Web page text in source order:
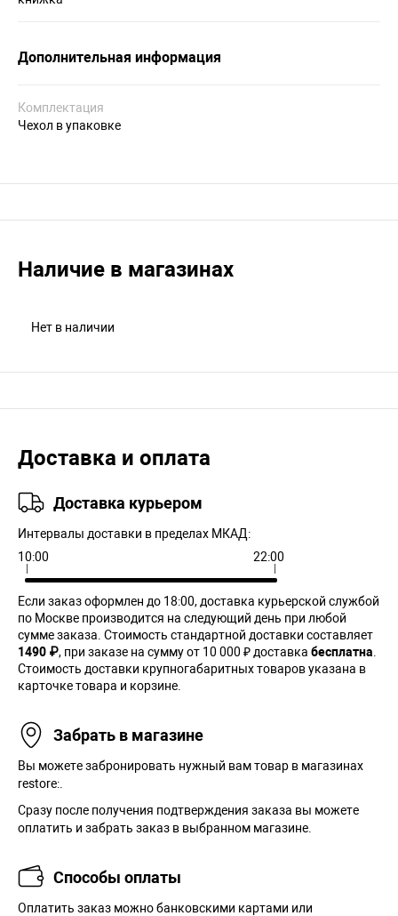
Дополнительная информация
Комплектация
Чехол в упаковке
Наличие в магазинах
Нет в наличии
Доставка и оплата
Доставка курьером
Интервалы доставки в пределах МКАД:
10:00
22:00
Если заказ оформлен до 18:00, доставка курьерской службой
по Москве производится на следующий день при любой
сумме заказа. Cтоимость стандартной доставки составляет
1490 ₽, при заказе на сумму от 10 000 ₽ доставка бесплатна
Стоимость доставки крупногабаритных товаров указана в
карточке товара и корзине.
Забрать в магазине
Вы можете забронировать нужный вам товар в магазинах
restore:.
Сразу после получения подтверждения заказа вы можете
оплатить и забрать заказ в выбранном магазине.
Способы оплаты
Оплатить заказ можно банковскими картами или